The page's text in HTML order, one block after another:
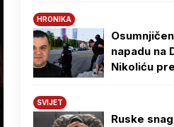
HRONIKA
napadu na
Nikoliću
SVIJET
Ruske